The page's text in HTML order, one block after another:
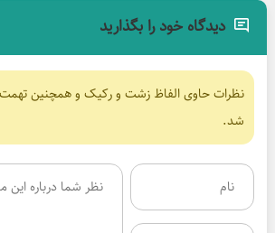
دیدگاه خود را بگذارید
نظرات حاوی الفاظ زشت و رکیک و همچنین تهمت
شد.